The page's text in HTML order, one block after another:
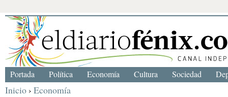
Inicio › Economía
Portada Política Economía Cultura Sociedad